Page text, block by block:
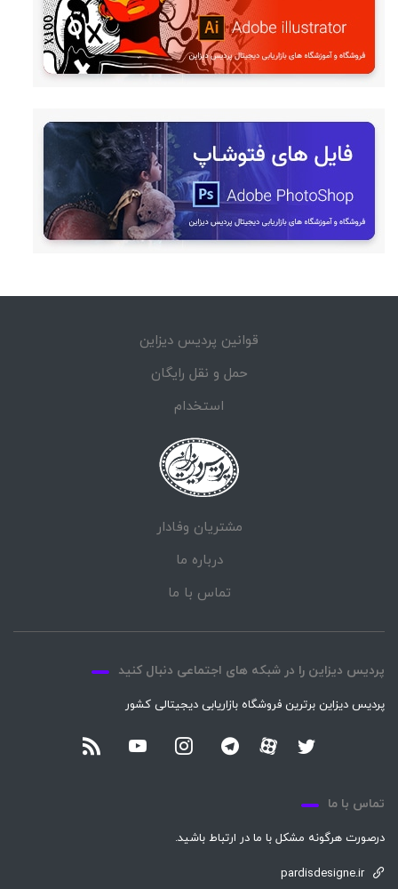
قوانین پردیس دیزاین
حمل و نقل رایگان
استخدام
مشتریان وفادار
درباره ما
تماس با ما
پردیس دیزاین را در شبکه های اجتماعی دنبال کنید
پردیس دیزاین برترین فروشگاه بازاریابی دیجیتالی کشور
تماس با ما
درصورت هرگونه مشکل با ما در ارتباط باشید.
pardisdesigne.ir